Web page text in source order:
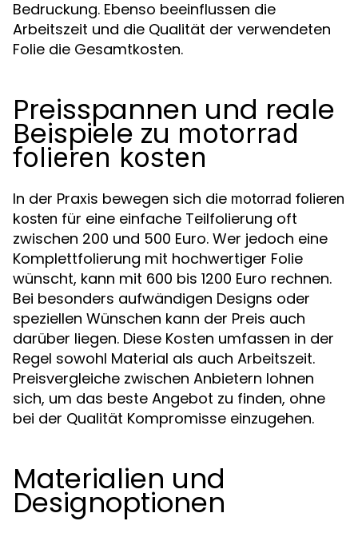
Bedruckung. Ebenso beeinflussen die
Arbeitszeit und die Qualität der verwendeten
Folie die Gesamtkosten.
Preisspannen und reale
Beispiele zu motorrad
folieren kosten
In der Praxis bewegen sich die motorrad folieren
kosten für eine einfache Teilfolierung oft
zwischen 200 und 500 Euro. Wer jedoch eine
Komplettfolierung mit hochwertiger Folie
wünscht, kann mit 600 bis 1200 Euro rechnen.
Bei besonders aufwändigen Designs oder
speziellen Wünschen kann der Preis auch
darüber liegen. Diese Kosten umfassen in der
Regel sowohl Material als auch Arbeitszeit.
Preisvergleiche zwischen Anbietern lohnen
sich, um das beste Angebot zu finden, ohne
bei der Qualität Kompromisse einzugehen.
Materialien und
Designoptionen